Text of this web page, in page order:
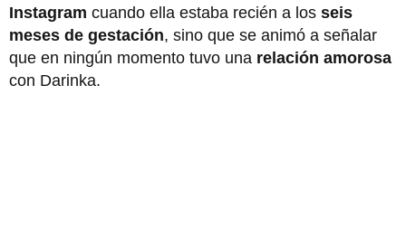
Instagram cuando ella estaba recién a los seis
meses de gestación, sino que se animó a señalar
que en ningún momento tuvo una relación amorosa
con Darinka.